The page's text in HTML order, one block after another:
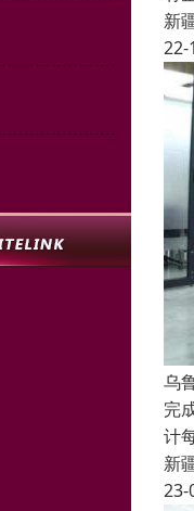
新
22-
乌
完
计
新
23-